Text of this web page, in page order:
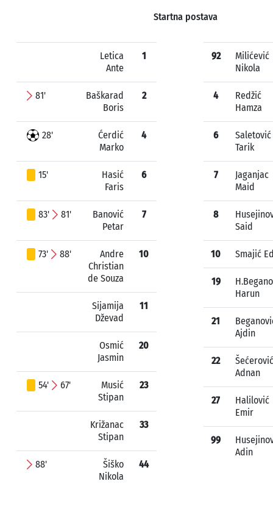
Startna postava
Letica
Ante
1
81'
Baškarad
Boris
2
28'
Ćerdić
Marko
4
15'
Hasić
Faris
6
83' 81'
Banović
Petar
7
73' 88'
Andre
Christian
de Souza
10
Sijamija
Dževad
11
Osmić
Jasmin
20
54' 67'
Musić
Stipan
23
Križanac
Stipan
33
88'
Šiško
Nikola
44
92
Milićević
Nikola
4
Redžić
Hamza
6
Saletović
Tarik
7
Jaganjac
Maid
8
Said
10 Smajić
19
Harun
21
Ajdin
22
Šećerović
Adnan
27
Halilović
Emir
99
Adin